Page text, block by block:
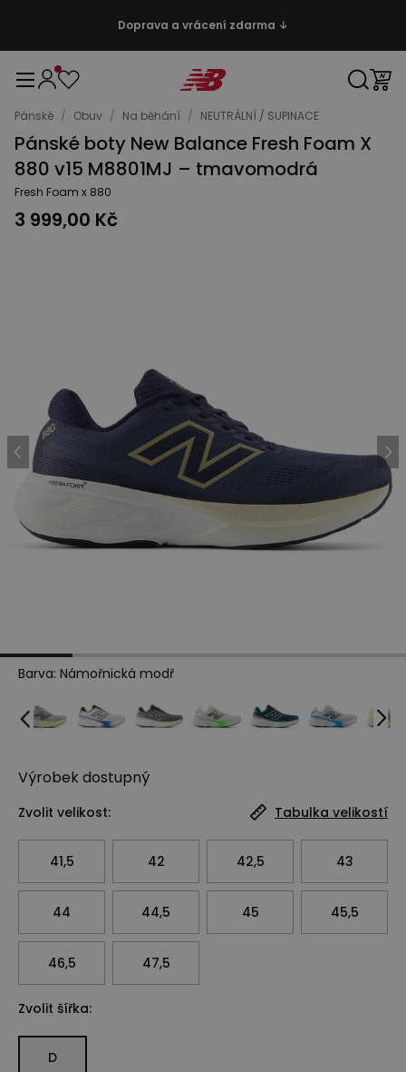
Doprava a vrácení zdarma ↓
Pánské / Obuv / Na běhání / NEUTRÁLNÍ / SUPINACE
Pánské boty New Balance Fresh Foam X
880 v15 M8801MJ – tmavomodrá
Fresh Foam x 880
3 999,00 Kč
Barva: Námořnická modř
Výrobek dostupný
Zvolit velikost: Tabulka velikostí
41,5 42 42,5 43
44 44,5 45 45,5
46,5 47,5
Zvolit šířka:
D